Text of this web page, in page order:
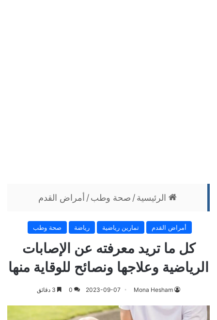
الرئيسية / صحة وطب / أمراض القدم
أمراض القدم تمارين رياضية رياضة صحة وطب
كل ما تريد معرفته عن الإصابات
الرياضية وعلاجها ونصائح للوقاية منها
Mona Hesham
2023-09-07
0